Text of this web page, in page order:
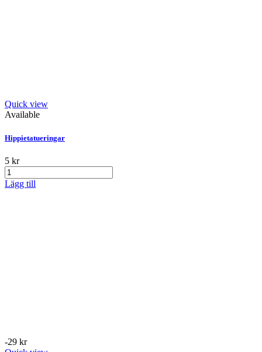
Quick view
Available
Hippietatueringar
5 kr
Lägg till
-29 kr